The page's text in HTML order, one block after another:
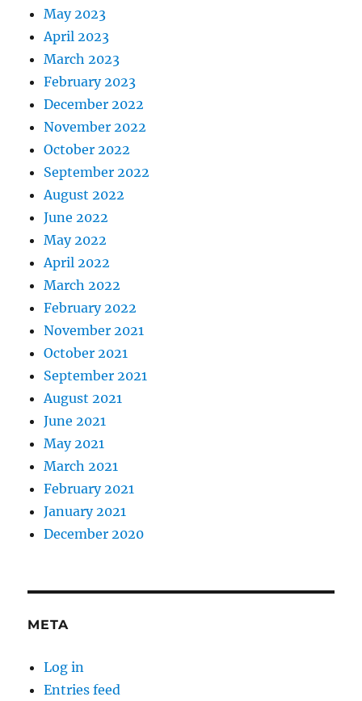
May 2023
April 2023
March 2023
February 2023
December 2022
November 2022
October 2022
September 2022
August 2022
June 2022
May 2022
April 2022
March 2022
February 2022
November 2021
October 2021
September 2021
August 2021
June 2021
May 2021
March 2021
February 2021
January 2021
December 2020
META
Log in
Entries feed